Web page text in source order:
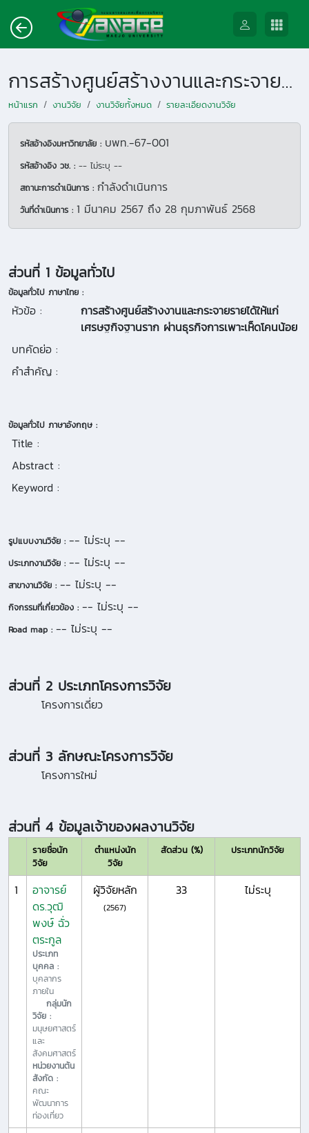
การสร้างศูนย์สร้างงานและกระจายรายได้ให้แก่เศรษฐกิจฐานราก ผ่านธุรกิจการเพาะเห็ดโคนน้อย
หน้าแรก งานวิจัย งานวิจัยทั้งหมด รายละเอียดงานวิจัย
รหัสอ้างอิงมหาวิทยาลัย : บพท.-67-001
รหัสอ้างอิง วช. : -- ไม่ระบุ --
สถานะการดำเนินการ : กำลังดำเนินการ
วันที่ดำเนินการ : 1 มีนาคม 2567 ถึง 28 กุมภาพันธ์ 2568
ส่วนที่ 1 ข้อมูลทั่วไป
ข้อมูลทั่วไป ภาษาไทย :
หัวข้อ :
การสร้างศูนย์สร้างงานและกระจายรายได้ให้แก่
เศรษฐกิจฐานราก ผ่านธุรกิจการเพาะเห็ดโคนน้อย
บทคัดย่อ :
คำสำคัญ :
ข้อมูลทั่วไป ภาษาอังกฤษ :
Title :
Abstract :
Keyword :
รูปแบบงานวิจัย : -- ไม่ระบุ --
ประเภทงานวิจัย : -- ไม่ระบุ --
สาขางานวิจัย : -- ไม่ระบุ --
กิจกรรมที่เกี่ยวข้อง : -- ไม่ระบุ --
Road map : -- ไม่ระบุ --
ส่วนที่ 2 ประเภทโครงการวิจัย
โครงการเดี่ยว
ส่วนที่ 3 ลักษณะโครงการวิจัย
โครงการใหม่
ส่วนที่ 4 ข้อมูลเจ้าของผลงานวิจัย
รายชื่อนัก
วิจัย
ตำแหน่งนัก
วิจัย
สัดส่วน (%) ประเภทนักวิจัย
1
อาจารย์
ดร.วุฒิ
พงษ์ ฉั่ว
ตระกูล
ประเภท
บุคคล :
บุคลากร
ภายใน
กลุ่มนัก
วิจัย :
มนุษยศาสตร์
และ
สังคมศาสตร์
หน่วยงานต้น
สังกัด :
คณะ
พัฒนาการ
ท่องเที่ยว
ผู้วิจัยหลัก
(2567)
33 ไม่ระบุ